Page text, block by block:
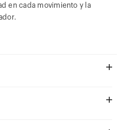
en cada movimiento y la